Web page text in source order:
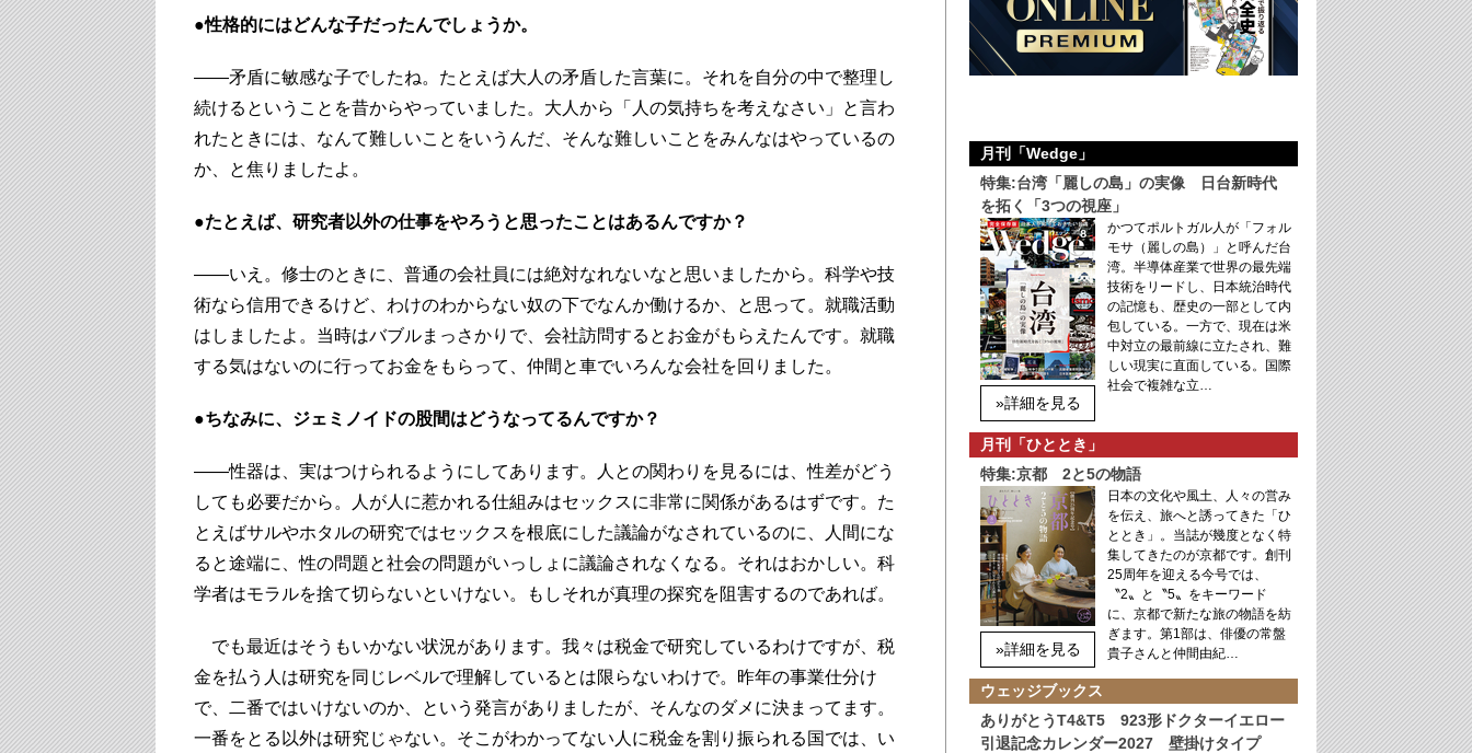
●性格的にはどんな子だったんでしょうか。
――矛盾に敏感な子でしたね。たとえば大人の矛盾した言葉に。それを自分の中で整理し
続けるということを昔からやっていました。大人から「人の気持ちを考えなさい」と言わ
れたときには、なんて難しいことをいうんだ、そんな難しいことをみんなはやっているの
か、と焦りましたよ。
●たとえば、研究者以外の仕事をやろうと思ったことはあるんですか？
――いえ。修士のときに、普通の会社員には絶対なれないなと思いましたから。科学や技
術なら信用できるけど、わけのわからない奴の下でなんか働けるか、と思って。就職活動
はしましたよ。当時はバブルまっさかりで、会社訪問するとお金がもらえたんです。就職
する気はないのに行ってお金をもらって、仲間と車でいろんな会社を回りました。
●ちなみに、ジェミノイドの股間はどうなってるんですか？
――性器は、実はつけられるようにしてあります。人との関わりを見るには、性差がどう
しても必要だから。人が人に惹かれる仕組みはセックスに非常に関係があるはずです。た
とえばサルやホタルの研究ではセックスを根底にした議論がなされているのに、人間にな
ると途端に、性の問題と社会の問題がいっしょに議論されなくなる。それはおかしい。科
学者はモラルを捨て切らないといけない。もしそれが真理の探究を阻害するのであれば。
でも最近はそうもいかない状況があります。我々は税金で研究しているわけですが、税
金を払う人は研究を同じレベルで理解しているとは限らないわけで。昨年の事業仕分け
で、二番ではいけないのか、という発言がありましたが、そんなのダメに決まってます。
一番をとる以外は研究じゃない。そこがわかってない人に税金を割り振られる国では、い
月刊「Wedge」
特集:台湾「麗しの島」の実像 日台新時代
を拓く「3つの視座」
»詳細を見る
かつてポルトガル人が「フォル
モサ（麗しの島）」と呼んだ台
湾。半導体産業で世界の最先端
技術をリードし、日本統治時代
の記憶も、歴史の一部として内
包している。一方で、現在は米
中対立の最前線に立たされ、難
しい現実に直面している。国際
社会で複雑な立…
月刊「ひととき」
特集:京都 2と5の物語
»詳細を見る
日本の文化や風土、人々の営み
を伝え、旅へと誘ってきた「ひ
ととき」。当誌が幾度となく特
集してきたのが京都です。創刊
25周年を迎える今号では、
〝2〟と〝5〟をキーワード
に、京都で新たな旅の物語を紡
ぎます。第1部は、俳優の常盤
貴子さんと仲間由紀…
ウェッジブックス
ありがとうT4&T5 923形ドクターイエロー
引退記念カレンダー2027 壁掛けタイプ